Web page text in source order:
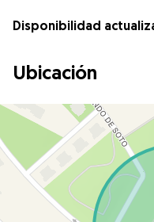
Disponibilidad
Ubicación